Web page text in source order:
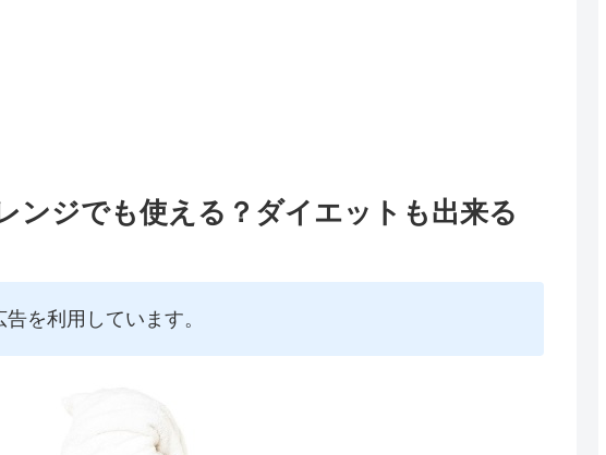
ンジでも使える？ダイエットも出来る
を利用しています。